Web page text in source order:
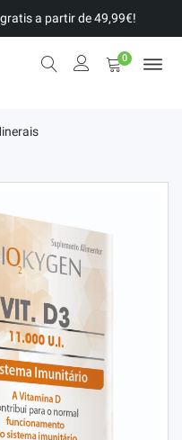
gratis a partir de 49,99€!
0